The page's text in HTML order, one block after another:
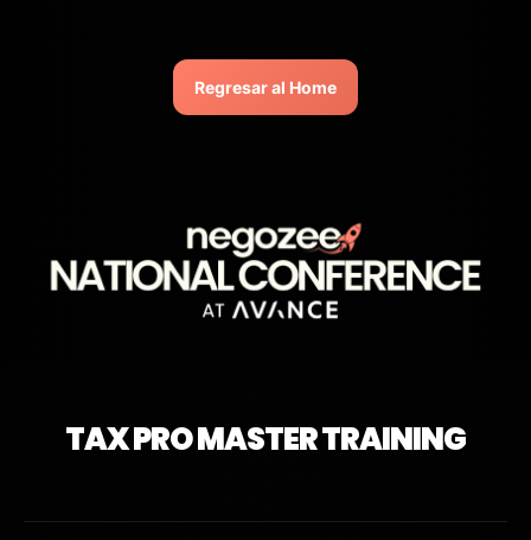
Regresar al Home
TAX PRO MASTER TRAINING